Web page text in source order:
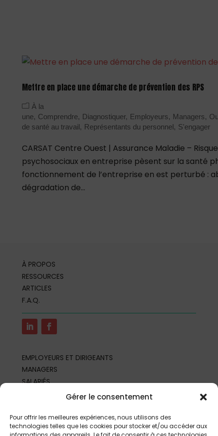
Gérer le consentement
Pour offrir les meilleures expériences, nous utilisons des
technologies telles que les cookies pour stocker et/ou accéder aux
Mettre en place une démarche de prévention des RPS
À la
une
Comprendre Diagnostiquer Employeurs Managers
de santé au travail
Représentants du personnel S'engager
CARSAT Centre Ouest | Assurance Maladie –
psychosociaux en entreprise pèsent sur la santé
fonctionnement de l’entreprise en est perturbé :
dégradation de...
À PROPOS
RESSOURCES
ARTICLES
F.A.Q.
EMPLOYEURS ET DIRIGEANTS
MANAGERS
SALARIÉS
REPRÉSENTANTS DU PERSONNEL
PARTENAIRES ET PROFESSIONNELS